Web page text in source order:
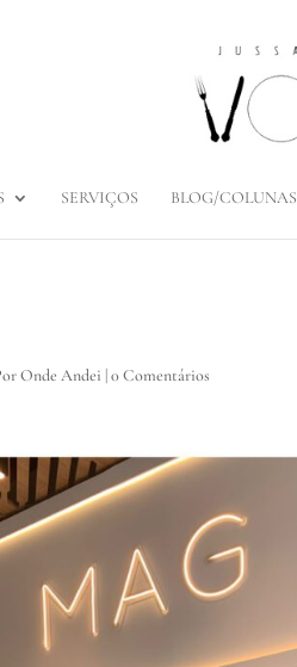
SERVIÇOS BLOG/COLUNAS
Onde Andei |0 Comentários